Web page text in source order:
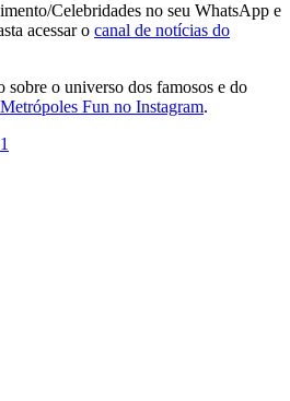
Celebridades no seu WhatsApp e
acessar o canal de notícias do
sobre o universo dos famosos e do
Fun no Instagram.